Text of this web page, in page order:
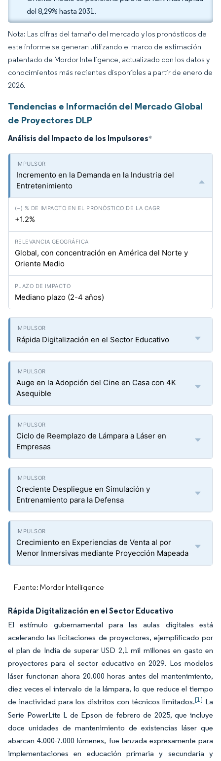
del 8,29% hasta 2031.
Nota: Las cifras del tamaño del mercado y los pronósticos de
este informe se generan utilizando el marco de estimación
patentado de Mordor Intelligence, actualizado con los datos y
conocimientos más recientes disponibles a partir de enero de
2026.
Tendencias e Información del Mercado Global
de Proyectores DLP
Análisis del Impacto de los Impulsores*
Incremento en la Demanda en la Industria del
Entretenimiento
+1.2%
Global, con concentración en América del Norte y
Oriente Medio
Mediano plazo (2-4 años)
Rápida Digitalización en el Sector Educativo
Auge en la Adopción del Cine en Casa con 4K
Asequible
Ciclo de Reemplazo de Lámpara a Láser en
Empresas
Creciente Despliegue en Simulación y
Entrenamiento para la Defensa
Crecimiento en Experiencias de Venta al por
Menor Inmersivas mediante Proyección Mapeada
Fuente: Mordor Intelligence
Rápida Digitalización en el Sector Educativo
El estímulo gubernamental para las aulas digitales está
acelerando las licitaciones de proyectores, ejemplificado por
el plan de India de superar USD 2,1 mil millones en gasto en
proyectores para el sector educativo en 2029. Los modelos
láser funcionan ahora 20.000 horas antes del mantenimiento,
diez veces el intervalo de la lámpara, lo que reduce el tiempo
de inactividad para los distritos con técnicos limitados.[1] La
Serie PowerLite L de Epson de febrero de 2025, que incluye
doce unidades de mantenimiento de existencias láser que
abarcan 4.000-7.000 lúmenes, fue lanzada expresamente para
implementaciones en educación primaria y secundaria y